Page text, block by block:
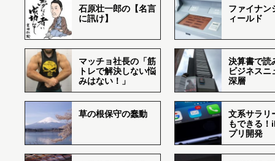
石原壮一郎の【名言
に訊け】
ファイナン
ィールド
マッチョ社長の「筋
トレで解決しない悩
みはない！」
決算書で読
ビジネスニ
深層
草の根保守の蠢動
文系サラリ
もできる
プリ開発